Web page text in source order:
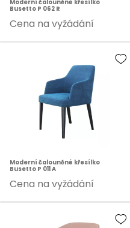
Moderní čalouněné křesílko
Busetto P 062 R
Cena na vyžádání
Moderní čalouněné křesílko
Busetto P 011 A
Cena na vyžádání